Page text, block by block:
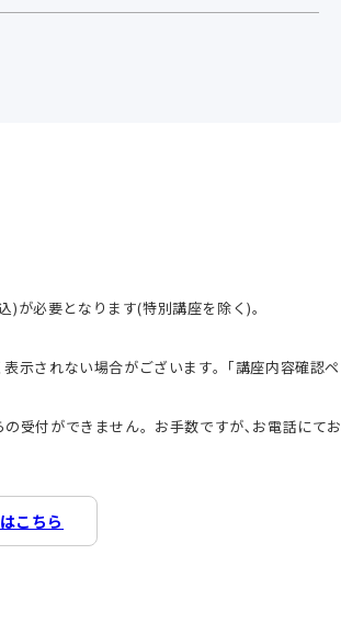
が必要となります(特別講座を除く)。
示されない場合がございます。｢講座内容確認ペ
受付ができません。お手数ですが､お電話にてお
こちら